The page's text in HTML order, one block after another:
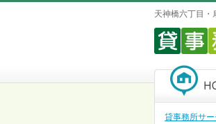
天神橋六丁目・
貸事務所サー